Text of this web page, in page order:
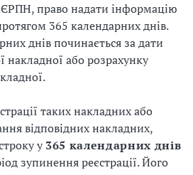
ЄРПН, право надати інформацію
365 календарних днів.
днів починається за дати
накладної або розрахунку
таких накладних або
відповідних накладних,
у365 календарних днів
зупинення реєстрації. Його